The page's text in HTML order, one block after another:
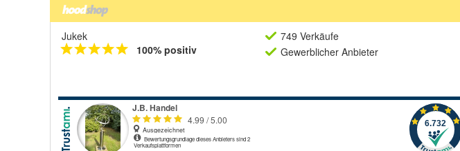
Jukek
100% positiv
749 Verkäufe
Gewerblicher Anbieter